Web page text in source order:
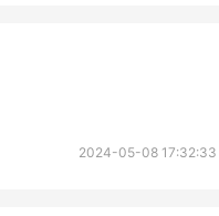
2024-05-08 17:32:33